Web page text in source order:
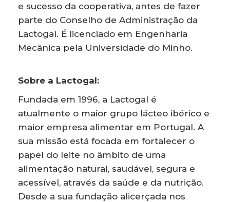
e sucesso da cooperativa, antes de fazer
parte do Conselho de Administração da
Lactogal. É licenciado em Engenharia
Mecânica pela Universidade do Minho.
Sobre a Lactogal:
Fundada em 1996, a Lactogal é
atualmente o maior grupo lácteo ibérico e
maior empresa alimentar em Portugal. A
sua missão está focada em fortalecer o
papel do leite no âmbito de uma
alimentação natural, saudável, segura e
acessível, através da saúde e da nutrição.
Desde a sua fundação alicerçada nos